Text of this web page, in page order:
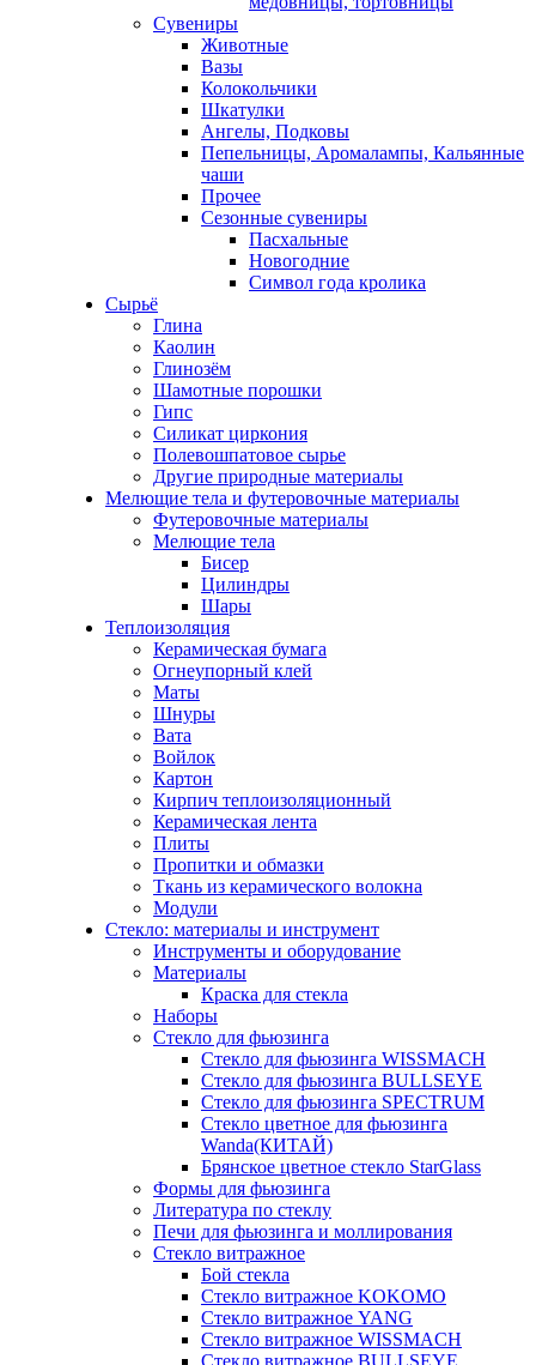
Сувениры
Животные
Вазы
Колокольчики
Шкатулки
Ангелы, Подковы
Пепельницы, Аромалампы, Кальянные
чаши
Прочее
Сезонные сувениры
Пасхальные
Новогодние
Символ года кролика
Сырьё
Глина
Каолин
Глинозём
Шамотные порошки
Гипс
Силикат циркония
Полевошпатовое сырье
Другие природные материалы
Мелющие тела и футеровочные материалы
Футеровочные материалы
Мелющие тела
Бисер
Цилиндры
Шары
Теплоизоляция
Керамическая бумага
Огнеупорный клей
Маты
Шнуры
Вата
Войлок
Картон
Кирпич теплоизоляционный
Керамическая лента
Плиты
Пропитки и обмазки
Ткань из керамического волокна
Модули
Стекло: материалы и инструмент
Инструменты и оборудование
Материалы
Краска для стекла
Наборы
Стекло для фьюзинга
Стекло для фьюзинга WISSMACH
Стекло для фьюзинга BULLSEYE
Стекло для фьюзинга SPECTRUM
Стекло цветное для фьюзинга
Wanda(КИТАЙ)
Брянское цветное стекло StarGlass
Формы для фьюзинга
Литература по стеклу
Печи для фьюзинга и моллирования
Стекло витражное
Бой стекла
Стекло витражное KOKOMO
Стекло витражное YANG
Стекло витражное WISSMACH
Стекло витражное BULLSEYE